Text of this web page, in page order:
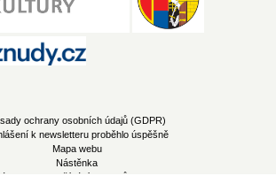
ochrany osobních údajů (GDPR)
k newsletteru proběhlo úspěšně
Mapa webu
Nástěnka
Zásady pro používání souborů cookie